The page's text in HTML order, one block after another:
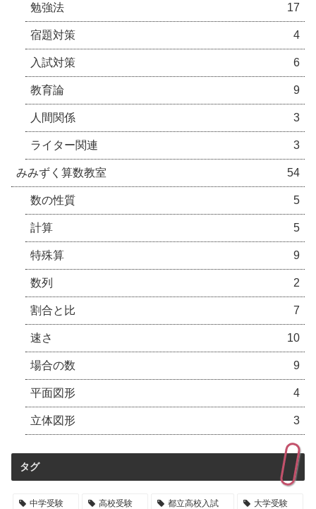
勉強法 17
宿題対策 4
入試対策 6
教育論 9
人間関係 3
ライター関連 3
みみずく算数教室 54
数の性質 5
計算 5
特殊算 9
数列 2
割合と比 7
速さ 10
場合の数 9
平面図形 4
立体図形 3
タグ
中学受験 高校受験 都立高校入試 大学受験